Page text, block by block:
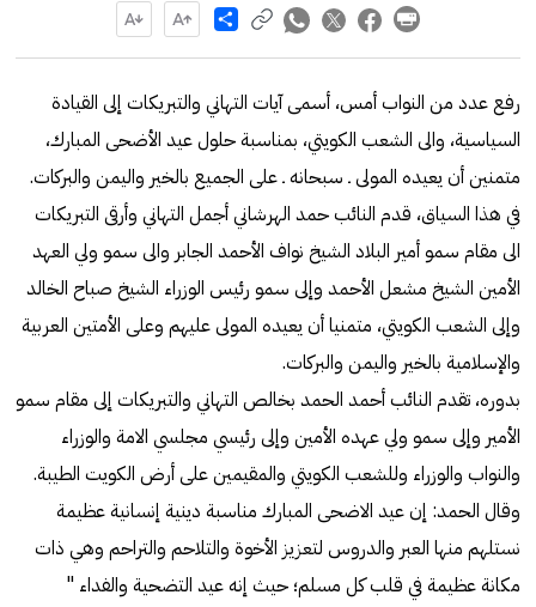
Share
رفع عدد من النواب أمس، أسمى آيات التهاني والتبريكات إلى القيادة
السياسية، والى الشعب الكويتي، بمناسبة حلول عيد الأضحى المبارك،
متمنين أن يعيده المولى ـ سبحانه ـ على الجميع بالخير واليمن والبركات.
في هذا السياق، قدم النائب حمد الهرشاني أجمل التهاني وأرقى التبريكات
الى مقام سمو أمير البلاد الشيخ نواف الأحمد الجابر والى سمو ولي العهد
الأمين الشيخ مشعل الأحمد وإلى سمو رئيس الوزراء الشيخ صباح الخالد
وإلى الشعب الكويتي، متمنيا أن يعيده المولى عليهم وعلى الأمتين العربية
والإسلامية بالخير واليمن والبركات.
بدوره، تقدم النائب أحمد الحمد بخالص التهاني والتبريكات إلى مقام سمو
الأمير وإلى سمو ولي عهده الأمين وإلى رئيسي مجلسي الامة والوزراء
والنواب والوزراء وللشعب الكويتي والمقيمين على أرض الكويت الطيبة.
وقال الحمد: إن عيد الاضحى المبارك مناسبة دينية إنسانية عظيمة
نستلهم منها العبر والدروس لتعزيز الأخوة والتلاحم والتراحم وهي ذات
مكانة عظيمة في قلب كل مسلم؛ حيث إنه عيد التضحية والفداء "